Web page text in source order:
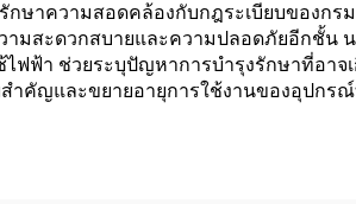
ษาความสอดคล้องกับกฎระเบียบของก
ามสะดวกสบายและความปลอดภัยอีกชั้
ฟฟ้า ช่วยระบุปัญหาการบำรุงรักษาที่อา
คัญและขยายอายุการใช้งานของอุปกร